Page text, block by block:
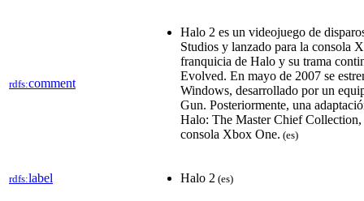
rdfs:comment
Halo 2 es un videojuego de
Studios y lanzado para la consola
franquicia de Halo y su trama
Evolved. En mayo de 2007 se
Windows, desarrollado por un
Gun.​ Posteriormente, una
Halo: The Master Chief Collection,
consola Xbox One.​ (es)
rdfs:label Halo 2 (es)